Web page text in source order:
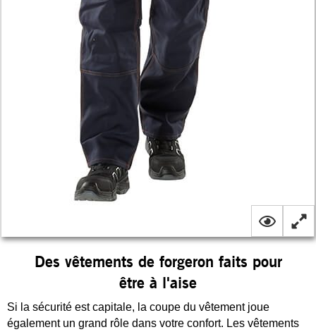
Des vêtements de forgeron faits pour
être à l'aise
Si la sécurité est capitale, la coupe du vêtement joue
également un grand rôle dans votre confort. Les vêtements